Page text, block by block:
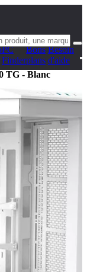
PC
Finder
Bons
plans
Besoin
d'aide
TG - Blanc